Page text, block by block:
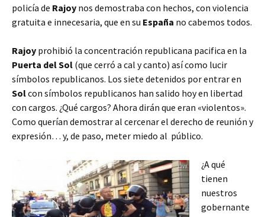
policía de Rajoy nos demostraba con hechos, con violencia
gratuita e innecesaria, que en su España no cabemos todos.
Rajoy prohibió la concentración republicana pacifica en la
Puerta del Sol (que cerró a cal y canto) así como lucir
símbolos republicanos. Los siete detenidos por entrar en
Solcon símbolos republicanos han salido hoy en libertad
con cargos. ¿Qué cargos? Ahora dirán que eran «violentos».
Como querían demostrar al cercenar el derecho de reunión y
expresión… y, de paso, meter miedo al público.
¿A qué
tienen
nuestros
gobernante